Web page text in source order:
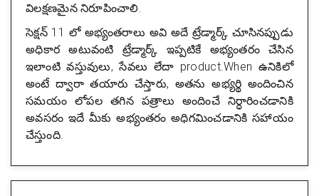
విలక్షణమైన నిరూపించాలి.
సెక్షన్ 11 లో అభ్యంతరాలు అవి అదే ట్రేడ్మార్క్ చూసినప్పుడు
అధికార అటువంటి ట్రేడ్మార్క్ ఇప్పటికే అభ్యంతరం చేసిన
ఇలాంటి వస్తువులు, సేవలు లేదా product.When ఉనికిలో
అంటే ద్వారా తయారు చేస్తారు, అతను అభ్యర్థి అందించిన
సమయం లోపల తగిన పత్రాలు అందించే నిర్ధారించడానికి
అవసరం ఇదే మీకు అభ్యంతరం అధిగమించడానికి సహాయం
చేస్తుంది.